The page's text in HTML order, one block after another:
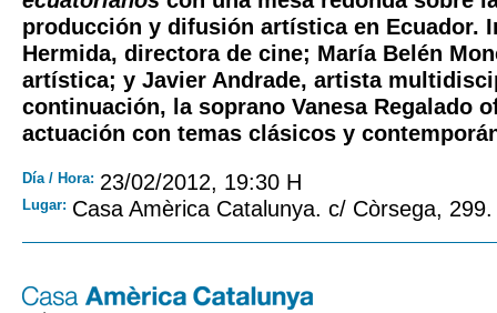
producción y difusión artística en Ecuador.
Hermida, directora de cine; María Belén
artística; y Javier Andrade, artista
continuación, la soprano Vanesa Regalado
actuación con temas clásicos y
Día / Hora: 23/02/2012, 19:30 H
Lugar: Casa Amèrica Catalunya. c/ Còrsega,